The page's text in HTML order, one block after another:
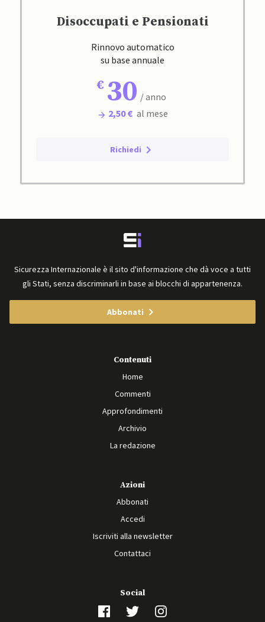
Disoccupati e Pensionati
Rinnovo automatico
su base annuale
30 / anno
2,50 € al mese
Richiedi
Sicurezza Internazionale è il sito d'informazione che dà voce a tutti
gli Stati, senza discriminarli in base ai blocchi di appartenenza.
Abbonati
Contenuti
Home
Commenti
Approfondimenti
Archivio
La redazione
Azioni
Abbonati
Accedi
Iscriviti alla newsletter
Contattaci
Social